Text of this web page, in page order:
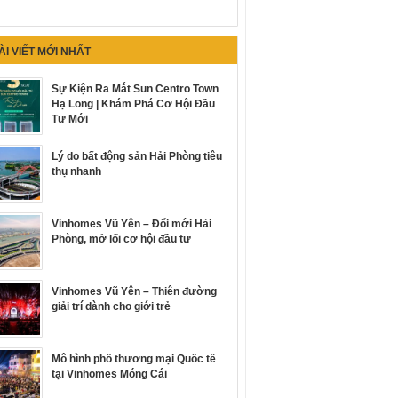
VIẾT MỚI NHẤT
Sự Kiện Ra Mắt Sun Centro Town
Hạ Long | Khám Phá Cơ Hội Đầu
Tư Mới
Lý do bất động sản Hải Phòng tiêu
thụ nhanh
Vinhomes Vũ Yên – Đổi mới Hải
Phòng, mở lối cơ hội đầu tư
Vinhomes Vũ Yên – Thiên đường
giải trí dành cho giới trẻ
Mô hình phố thương mại Quốc tế
tại Vinhomes Móng Cái